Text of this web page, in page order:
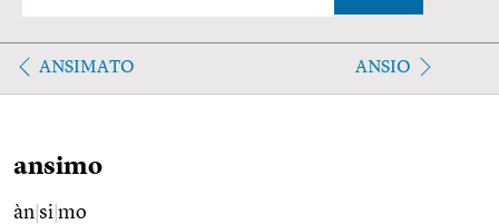
ANSIMATO ANSIO
ansimo
àn si mo